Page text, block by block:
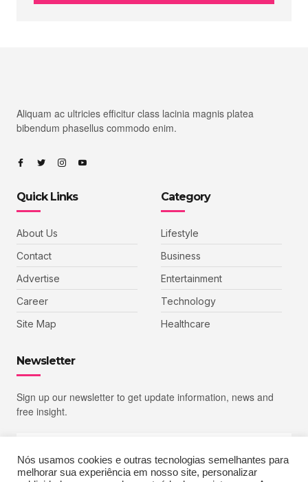
Aliquam ac ultricies efficitur class lacinia magnis platea
bibendum phasellus commodo enim.
Quick Links
About Us
Contact
Advertise
Career
Site Map
Category
Lifestyle
Business
Entertainment
Technology
Healthcare
Newsletter
Sign up our newsletter to get update information, news and
free insight.
Nós usamos cookies e outras tecnologias semelhantes para
melhorar sua experiência em nosso site, personalizar